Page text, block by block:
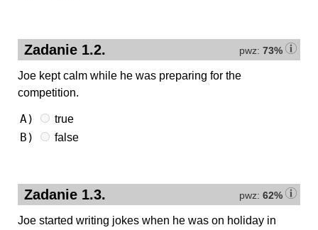
pwz: 73%
Zadanie 1.2.
Joe kept calm while he was preparing for the
competition.
A) true
B) false
pwz: 62%
Zadanie 1.3.
Joe started writing jokes when he was on holiday in